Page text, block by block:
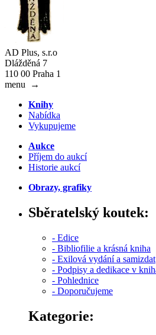
AD Plus, s.r.o
Dlážděná 7
110 00 Praha 1
menu
→
Knihy
Nabídka
Vykupujeme
Aukce
Příjem do aukcí
Historie aukcí
Obrazy, grafiky
Sběratelský koutek:
- Edice
- Bibliofilie a krásná kniha
- Exilová vydání a samizdat
- Podpisy a dedikace v
- Pohlednice
- Doporučujeme
Kategorie: